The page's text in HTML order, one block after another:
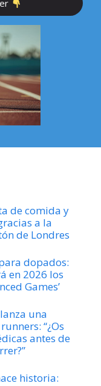
de comida y
a la
de Londres
dopados:
en 2026 los
Games’
una
“¿Os
antes de
historia: